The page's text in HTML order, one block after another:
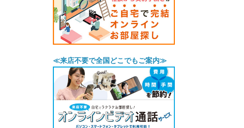
≪来店不要で全国どこでもご案内≫